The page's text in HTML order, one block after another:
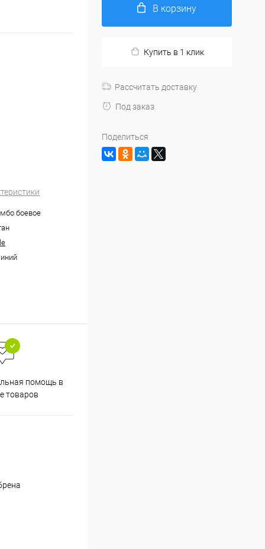
боевое
помощь в
товаров
В корзину
Купить в 1 клик
Рассчитать доставку
Под заказ
Поделиться